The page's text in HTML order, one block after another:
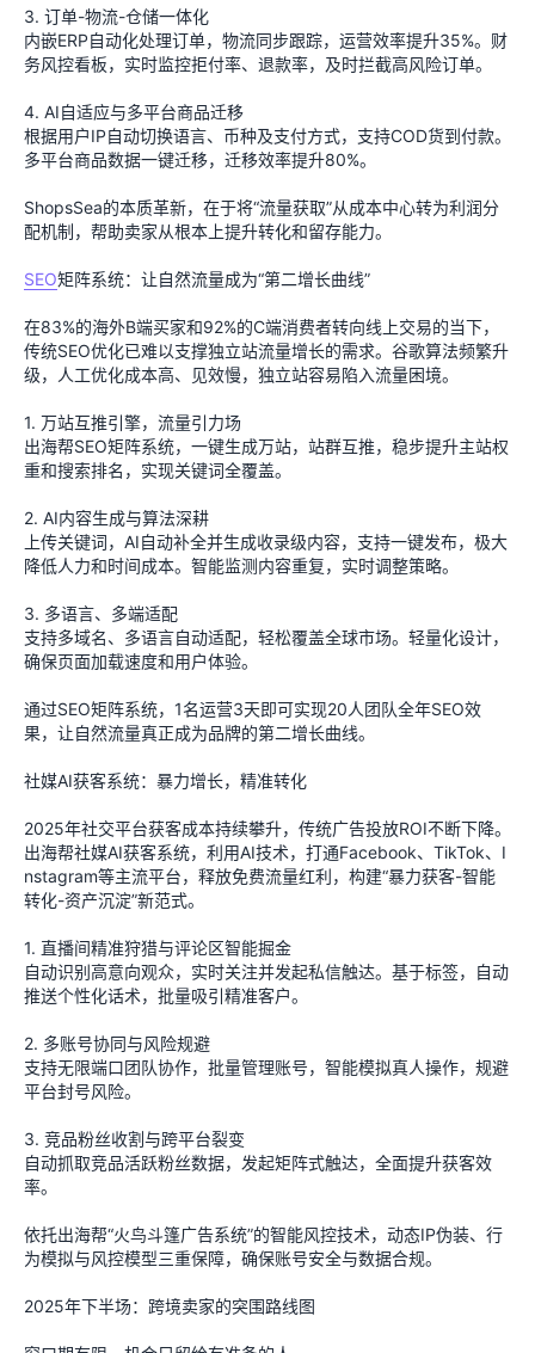
3. 订单-物流-仓储一体化
内嵌ERP自动化处理订单，物流同步跟踪，运营效率提升35%。财
务风控看板，实时监控拒付率、退款率，及时拦截高风险订单。
4. AI自适应与多平台商品迁移
根据用户IP自动切换语言、币种及支付方式，支持COD货到付款。
多平台商品数据一键迁移，迁移效率提升80%。
ShopsSea的本质革新，在于将“流量获取”从成本中心转为利润分
配机制，帮助卖家从根本上提升转化和留存能力。
SEO矩阵系统：让自然流量成为“第二增长曲线”
在83%的海外B端买家和92%的C端消费者转向线上交易的当下，
传统SEO优化已难以支撑独立站流量增长的需求。谷歌算法频繁升
级，人工优化成本高、见效慢，独立站容易陷入流量困境。
1. 万站互推引擎，流量引力场
出海帮SEO矩阵系统，一键生成万站，站群互推，稳步提升主站权
重和搜索排名，实现关键词全覆盖。
2. AI内容生成与算法深耕
上传关键词，AI自动补全并生成收录级内容，支持一键发布，极大
降低人力和时间成本。智能监测内容重复，实时调整策略。
3. 多语言、多端适配
支持多域名、多语言自动适配，轻松覆盖全球市场。轻量化设计，
确保页面加载速度和用户体验。
通过SEO矩阵系统，1名运营3天即可实现20人团队全年SEO效
果，让自然流量真正成为品牌的第二增长曲线。
社媒AI获客系统：暴力增长，精准转化
2025年社交平台获客成本持续攀升，传统广告投放ROI不断下降。
出海帮社媒AI获客系统，利用AI技术，打通Facebook、TikTok、I
nstagram等主流平台，释放免费流量红利，构建“暴力获客-智能
转化-资产沉淀”新范式。
1. 直播间精准狩猎与评论区智能掘金
自动识别高意向观众，实时关注并发起私信触达。基于标签，自动
推送个性化话术，批量吸引精准客户。
2. 多账号协同与风险规避
支持无限端口团队协作，批量管理账号，智能模拟真人操作，规避
平台封号风险。
3. 竞品粉丝收割与跨平台裂变
自动抓取竞品活跃粉丝数据，发起矩阵式触达，全面提升获客效
率。
依托出海帮“火鸟斗篷广告系统”的智能风控技术，动态IP伪装、行
为模拟与风控模型三重保障，确保账号安全与数据合规。
2025年下半场：跨境卖家的突围路线图